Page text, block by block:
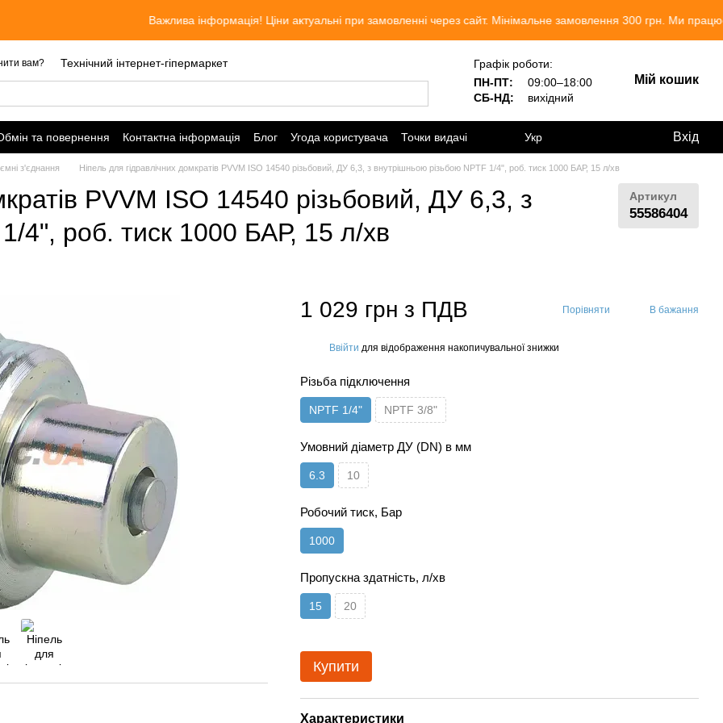
Важлива інформація! Ціни актуальні при замовленні через сайт. Мінімальне замовлення 300 грн. Ми працюємо.
вам? Технічний інтернет-гіпермаркет
Графік роботи:
ПН-ПТ:
09:00–18:00
СБ-НД:
вихідний
Мій кошик
та повернення Контактна інформація Блог Угода користувача Точки видачі Укр Вхід
з'єднання Ніпель для гідравлічних домкратів PVVM ISO 14540 різьбовий, ДУ 6,3, з внутрішньою різьбою NPTF 1/4", роб. тиск 1000 БАР, 15 л/хв
PVVM ISO 14540 різьбовий, ДУ 6,3, з
4", роб. тиск 1000 БАР, 15 л/хв
Артикул
55586404
1 029 грн з ПДВ Порівняти В бажання
Ввійти для відображення накопичувальної знижки
Різьба підключення
NPTF 1/4" NPTF 3/8"
Умовний діаметр ДУ (DN) в мм
6.3 10
Робочий тиск, Бар
1000
Пропускна здатність, л/хв
15 20
Купити
Характеристики